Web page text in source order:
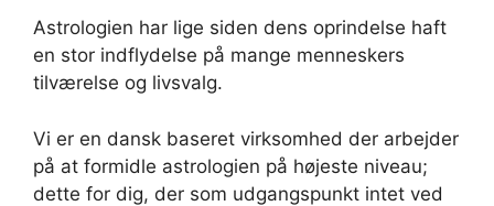
Astrologien har lige siden dens oprindelse haft
en stor indflydelse på mange menneskers
tilværelse og livsvalg.
Vi er en dansk baseret virksomhed der arbejder
på at formidle astrologien på højeste niveau;
dette for dig, der som udgangspunkt intet ved